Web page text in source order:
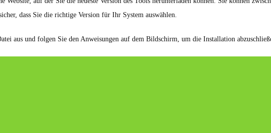
dass Sie die richtige Version für Ihr System auswählen.
aus und folgen Sie den Anweisungen auf dem Bildschirm, um die Installation